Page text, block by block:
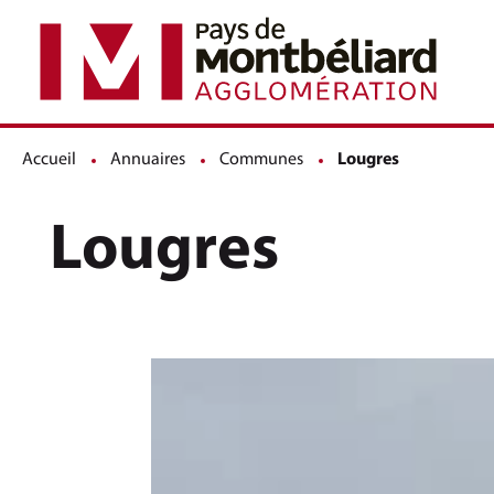
Accueil Annuaires Communes Page active :
Lougres
Lougres